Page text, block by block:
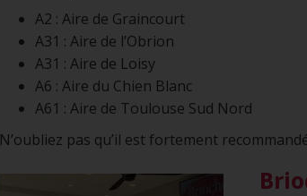
A2 : Aire de Graincourt
A31 : Aire de l’Obrion
A31 : Aire de Loisy
A6 : Aire du Chien Blanc
A61 : Aire de Toulouse Sud Nord
N’oubliez pas qu’il est fortement